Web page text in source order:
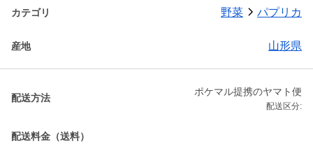
カテゴリ 野菜 パプリカ
産地 山形県
配送方法
ポケマル提携のヤマト便
配送区分:
配送料金（送料）